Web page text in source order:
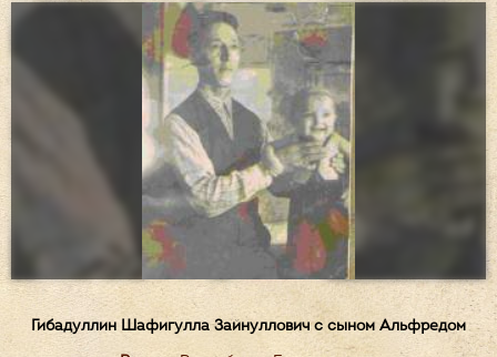
Гибадуллин Шафигулла Зайнуллович с сыном Альфредом